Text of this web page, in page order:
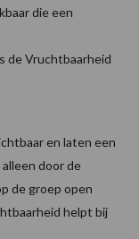
die een
de Vruchtbaarheid
en laten een
door de
de groep open
helpt bij